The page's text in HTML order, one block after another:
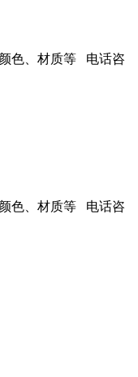
色、材质等 电话咨
色、材质等 电话咨